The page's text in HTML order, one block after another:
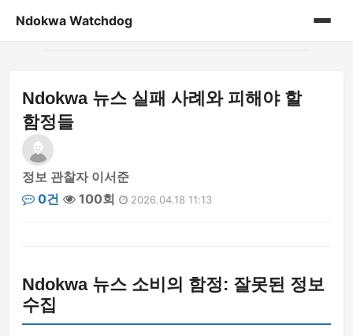
Ndokwa Watchdog
게시판
Ndokwa 뉴스 실패 사례와 피해야 할
함정들
정보 관찰자 이서준
0건
100회 2026.04.18 11:13
Ndokwa 뉴스 소비의 함정: 잘못된 정보
수집